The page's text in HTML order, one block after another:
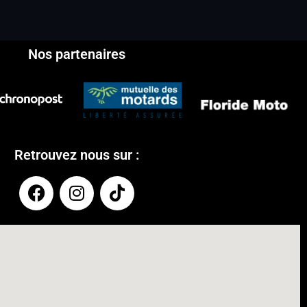
Nos partenaires
Retrouvez nous sur :